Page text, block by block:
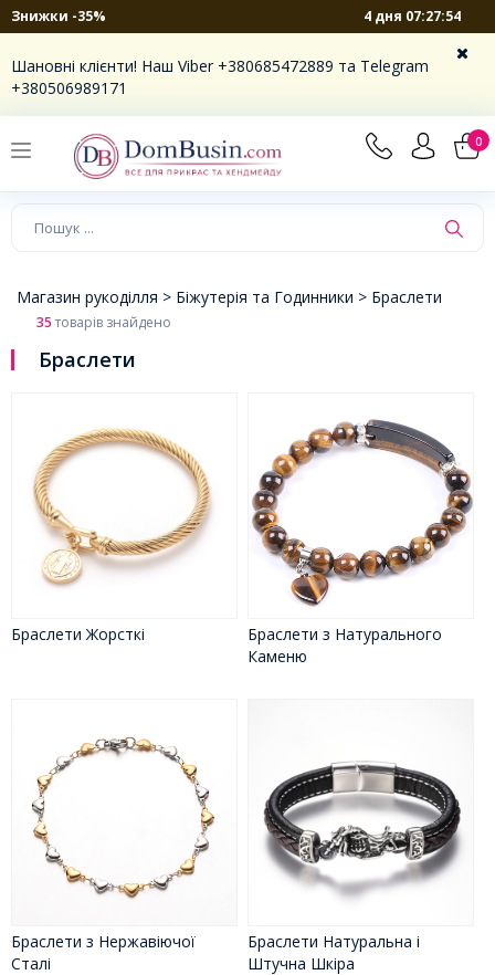
Знижки -35% 4 дня 07:27:53
Шановні клієнти! Наш Viber +380685472889 та Telegram
+380506989171
0
×
Магазин рукоділля > Біжутерія та Годинники > Браслети
35товарів знайдено
Браслети
Браслети Жорсткі
Браслети з Натурального
Каменю
Браслети з Нержавіючої
Сталі
Браслети Натуральна і
Штучна Шкіра